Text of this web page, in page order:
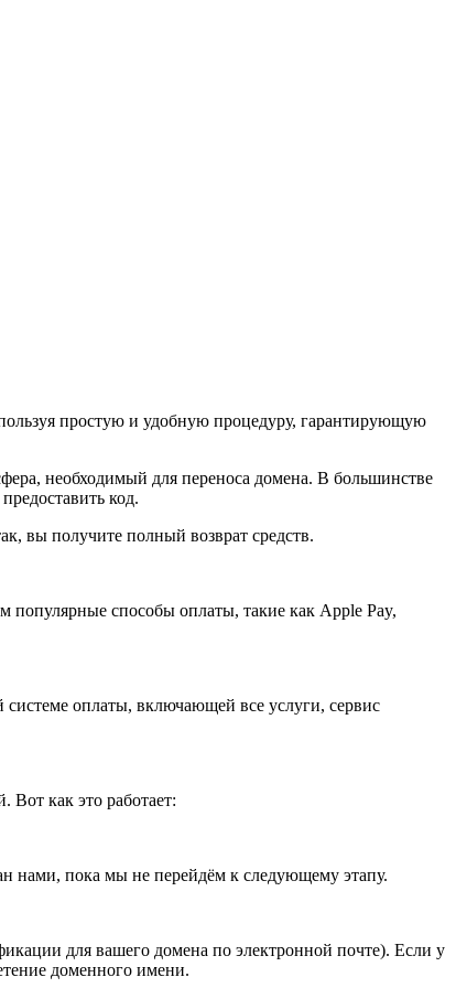
простую и удобную процедуру, гарантирующую
необходимый для переноса домена. В большинстве
код.
вы получите полный возврат средств.
способы оплаты, такие как Apple Pay,
оплаты, включающей все услуги, сервис
как это работает:
нами, пока мы не перейдём к следующему этапу.
для вашего домена по электронной почте). Если у
доменного имени.